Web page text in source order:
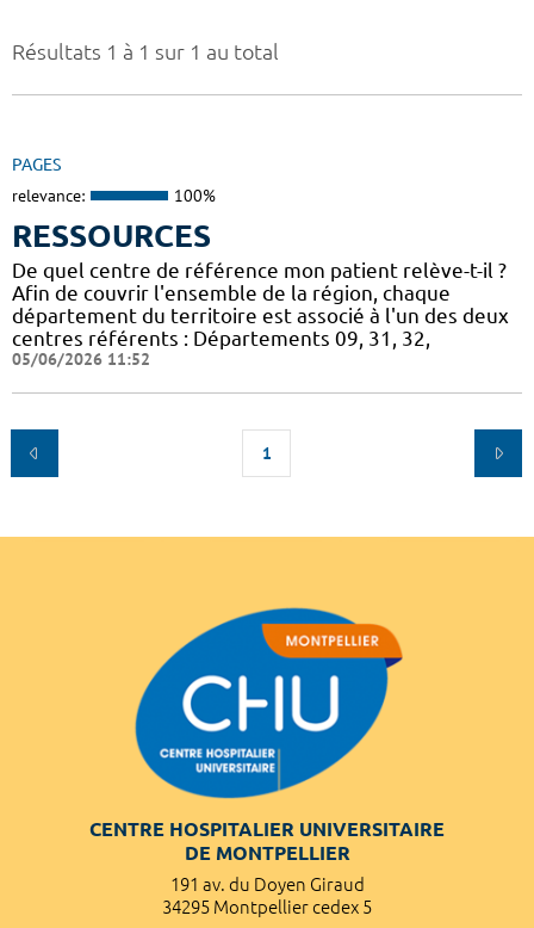
Résultats 1 à 1 sur 1 au total
PAGES
relevance: 100%
RESSOURCES
De quel centre de référence mon patient relève-t-il ?
Afin de couvrir l'ensemble de la région, chaque
département du territoire est associé à l'un des deux
centres référents : Départements 09, 31, 32,
05/06/2026 11:52
1
CENTRE HOSPITALIER UNIVERSITAIRE
DE MONTPELLIER
191 av. du Doyen Giraud
34295 Montpellier cedex 5